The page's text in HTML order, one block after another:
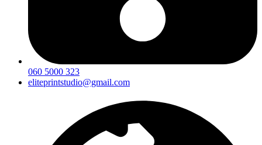
060 5000 323
eliteprintstudio@gmail.com